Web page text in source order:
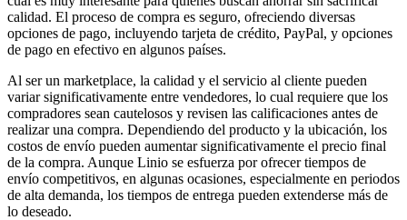
calidad. El proceso de compra es seguro, ofreciendo diversas
opciones de pago, incluyendo tarjeta de crédito, PayPal, y opciones
de pago en efectivo en algunos países.
Al ser un marketplace, la calidad y el servicio al cliente pueden
variar significativamente entre vendedores, lo cual requiere que los
compradores sean cautelosos y revisen las calificaciones antes de
realizar una compra. Dependiendo del producto y la ubicación, los
costos de envío pueden aumentar significativamente el precio final
de la compra. Aunque Linio se esfuerza por ofrecer tiempos de
envío competitivos, en algunas ocasiones, especialmente en periodos
de alta demanda, los tiempos de entrega pueden extenderse más de
lo deseado.